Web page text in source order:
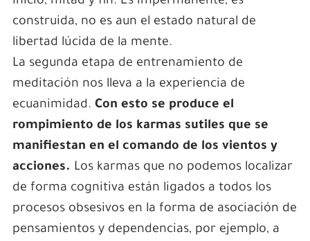
construida, no es aun el estado natural de
libertad lúcida de la mente.
La segunda etapa de entrenamiento de
meditación nos lleva a la experiencia de
ecuanimidad. Con esto se produce el
rompimiento de los karmas sutiles que se
manifiestan en el comando de los vientos y
acciones. Los karmas que no podemos localizar
de forma cognitiva están ligados a todos los
procesos obsesivos en la forma de asociación de
pensamientos y dependencias, por ejemplo, a